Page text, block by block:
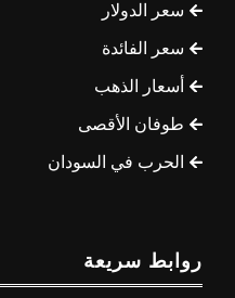
سعر الدولار
سعر الفائدة
أسعار الذهب
طوفان الأقصى
الحرب في السودان
روابط سريعة